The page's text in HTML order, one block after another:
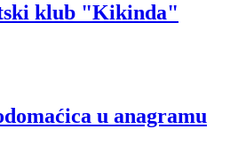
klub "Kikinda"
u anagramu